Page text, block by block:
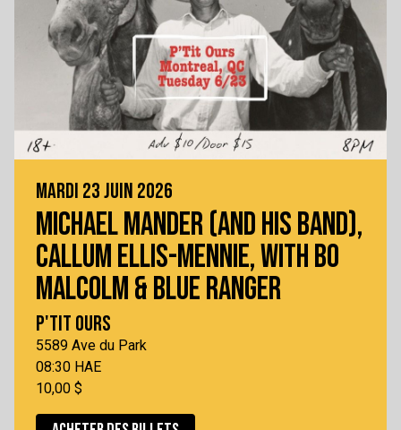
MARDI 23 JUIN 2026
MICHAEL MANDER (AND HIS BAND),
CALLUM ELLIS-MENNIE, WITH BO
MALCOLM & BLUE RANGER
P'TIT OURS
5589 Ave du Park
08:30 HAE
10,00 $